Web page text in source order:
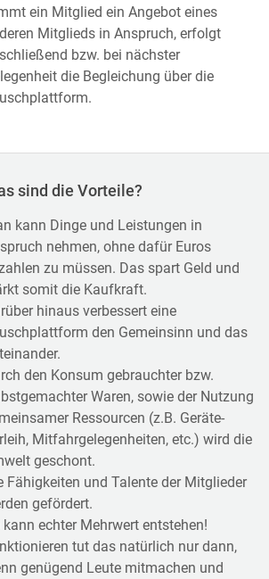
ein Mitglied ein Angebot eines
Mitglieds in Anspruch, erfolgt
bzw. bei nächster
die Begleichung über die
sind die Vorteile?
kann Dinge und Leistungen in
nehmen, ohne dafür Euros
zu müssen. Das spart Geld und
somit die Kaufkraft.
hinaus verbessert eine
den Gemeinsinn und das
den Konsum gebrauchter bzw.
Waren, sowie der Nutzung
Ressourcen (z.B. Geräte-
Mitfahrgelegenheiten, etc.) wird die
geschont.
Fähigkeiten und Talente der Mitglieder
gefördert.
kann echter Mehrwert entstehen!
tut das natürlich nur dann,
genügend Leute mitmachen und